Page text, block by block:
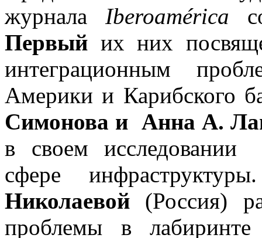
журнала Iberoamérica
Первый их них
интеграционным
Америки и Карибского
Симонова и Анна А.
в своем исследовании
сфере
Николаевой (Россия)
проблемы в лабиринте